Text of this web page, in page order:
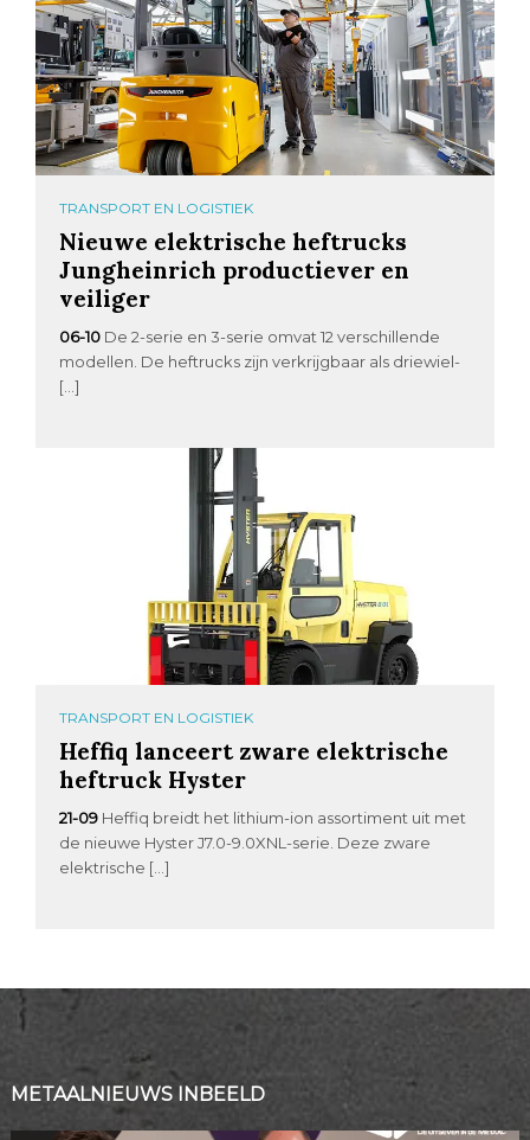
TRANSPORT EN LOGISTIEK
Nieuwe elektrische heftrucks
Jungheinrich productiever en
veiliger
06-10 De 2-serie en 3-serie omvat 12 verschillende
modellen. De heftrucks zijn verkrijgbaar als driewiel-
[…]
TRANSPORT EN LOGISTIEK
Heffiq lanceert zware elektrische
heftruck Hyster
21-09 Heffiq breidt het lithium-ion assortiment uit met
de nieuwe Hyster J7.0-9.0XNL-serie. Deze zware
elektrische […]
METAALNIEUWS INBEELD